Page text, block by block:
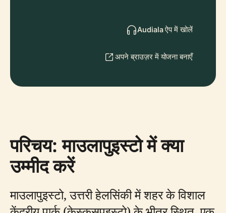
Audiala ऐप में खोलें
अपने ब्राउज़र में योजना बनाएँ
परिचय: माउलापुइस्टो में क्या
उम्मीद करें
माउलापुइस्टो, उत्तरी हेलसिंकी में शहर के विशाल